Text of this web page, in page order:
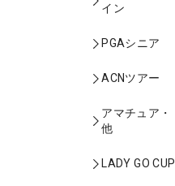
イン
PGAシニア
ACNツアー
アマチュア・
他
LADY GO CUP